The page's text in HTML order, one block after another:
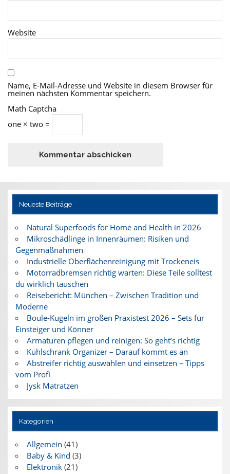
Website
Name, E-Mail-Adresse und Website in diesem Browser für
meinen nächsten Kommentar speichern.
Math Captcha
one × two =
Neueste Beiträge
Natural Superfoods for Home and Health in 2026
Mikroschädlinge in Innenräumen: Risiken und
Gegenmaßnahmen
Industrielle Oberflächenreinigung mit Trockeneis
Motorradbremsen richtig warten: Diese Teile solltest
du wirklich tauschen
Reisebericht: München – Zwischen Tradition und
Moderne
Boule-Kugeln im großen Praxistest 2026 – Sets für
Einsteiger und Könner
Armaturen pflegen und reinigen: So geht’s richtig
Kühlschrank Organizer – Darauf kommt es an
Abstreifer richtig auswählen und einsetzen – Tipps
vom Profi
Jysk Matratzen
Kategorien
Allgemein (41)
Baby & Kind (3)
Elektronik(21)